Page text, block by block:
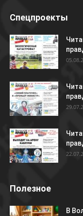
Спецпроекты
Полезное
В